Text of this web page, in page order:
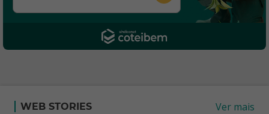
WEB STORIES Ver mais